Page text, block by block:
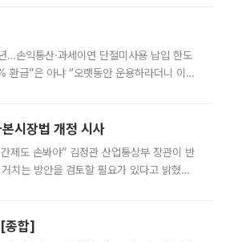
…손익통산·과세이연 단절미사용 납입 한도
급”은 아냐 “오랫동안 운용하라더니 이제
시장법 개정 시사
제도 손봐야” 김정관 산업통상부 장관이 반
치는 방안을 검토할 필요가 있다고 밝혔다.
종합]